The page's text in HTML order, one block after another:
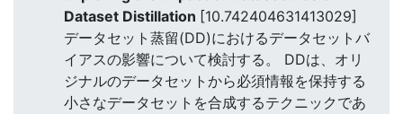
Dataset Distillation [10.742404631413029]
データセット蒸留(DD)におけるデータセットバ
イアスの影響について検討する。 DDは、オリ
ジナルのデータセットから必須情報を保持する
小さなデータセットを合成するテクニックであ